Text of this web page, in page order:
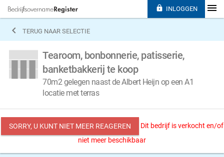
 TERUG NAAR SELECTIE
Tearoom, bonbonnerie, patisserie,
banketbakkerij te koop
70m2 gelegen naast de Albert Heijn op een A1
locatie met terras
SORRY, U KUNT NIET MEER REAGEREN
Dit bedrijf is verkocht en/of
niet meer beschikbaar
 INLOGGEN